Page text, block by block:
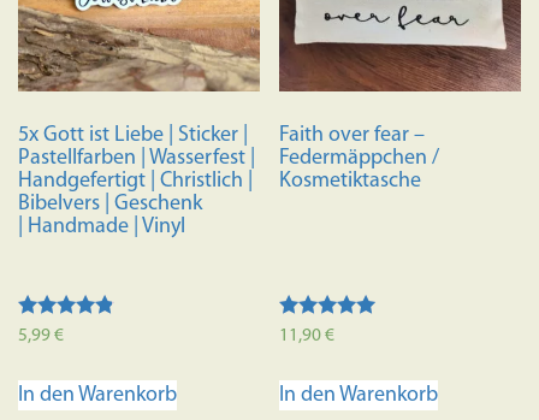
5x Gott ist Liebe | Sticker |
Pastellfarben | Wasserfest |
Handgefertigt | Christlich |
Bibelvers | Geschenk
| Handmade | Vinyl
Bewertet
von 5
5,99€
In den Warenkorb
Faith over fear –
Federmäppchen /
Kosmetiktasche
Bewertet mit
11,90€
In den Warenkorb